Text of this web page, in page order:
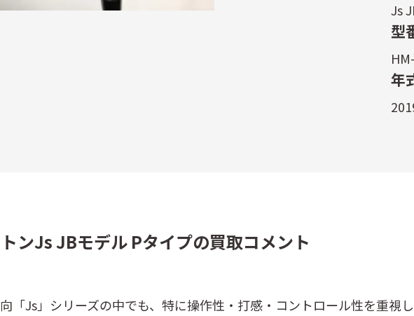
Js
型
年
ンJs JBモデル Pタイプの買取コメント
「Js」シリーズの中でも、特に操作性・打感・コントロール性を重視